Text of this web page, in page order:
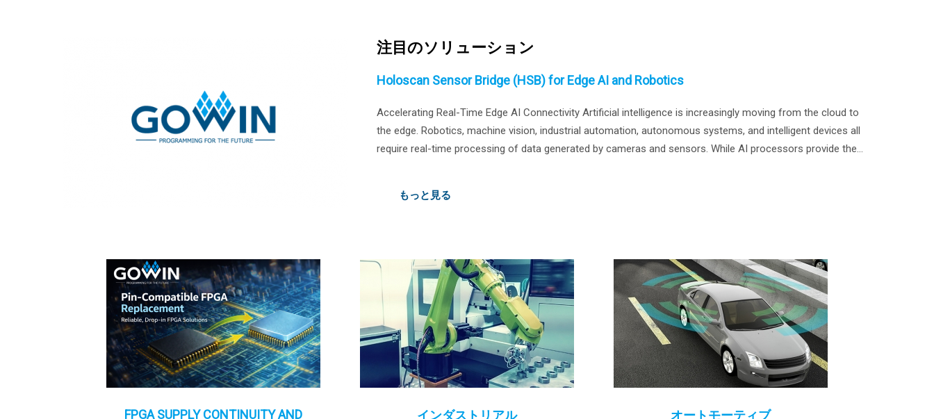
注目のソリューション
Holoscan Sensor Bridge (HSB) for Edge AI and Robotics
Accelerating Real-Time Edge AI Connectivity Artificial intelligence is increasingly moving from the cloud to
the edge. Robotics, machine vision, industrial automation, autonomous systems, and intelligent devices all
require real-time processing of data generated by cameras and sensors. While AI processors provide the
interfaces, and AI compute platforms, enabling flexible, low-latency connectivity for next-generation edge AI
Connectivity? High-Speed Interface Support Support for MIPI D-PHY, C-PHY, Ethernet, SFP+, QSFP+, and
additional high-speed interfaces. Flexible Sensor Integration Connect image sensors, cameras, displays, and
peripheral devices to AI compute platforms. Low-Latency Data Transport Efficient movement of high-
bandwidth sensor data between the physical world and AI processing systems. Compact and Power
Efficient Built on GOWIN's Arora V architecture, optimized for embedded and edge applications. Scalable
System Design Support for robotics, machine vision, industrial automation, medical imaging, and
autonomous platforms.CompatibiltySpec compatible to Nvidia Holoscan and Nvidia DRIVE Hyperion
Platforms. Featured Development Platform DK_ETH-SENSOR-BRIDGE_GW5AT-LV60UG225 Development
もっと見る
FPGA SUPPLY CONTINUITY AND
インダストリアル オートモーティブ